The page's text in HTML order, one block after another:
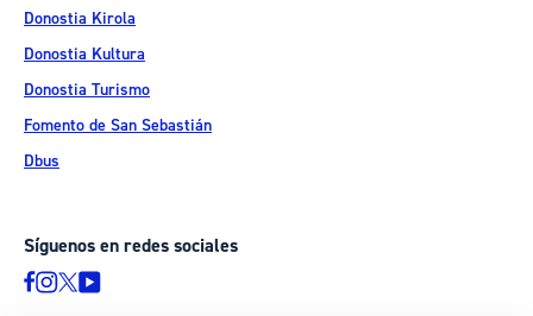
Donostia Kirola
Donostia Kultura
Donostia Turismo
Fomento de San Sebastián
Dbus
Síguenos en redes sociales